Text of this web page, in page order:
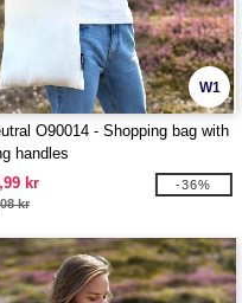
W1
O90014 - Shopping bag with
handles
kr
kr
-36%